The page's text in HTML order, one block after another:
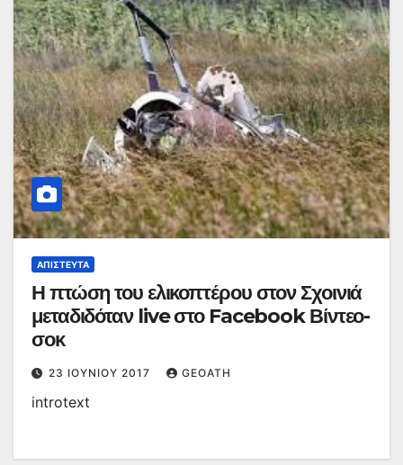
ΑΠΊΣΤΕΥΤΑ
Η πτώση του ελικοπτέρου στον Σχοινιά
μεταδιδόταν live στο Facebook Βίντεο-
σοκ
23 ΙΟΥΝΊΟΥ 2017 GEOATH
introtext